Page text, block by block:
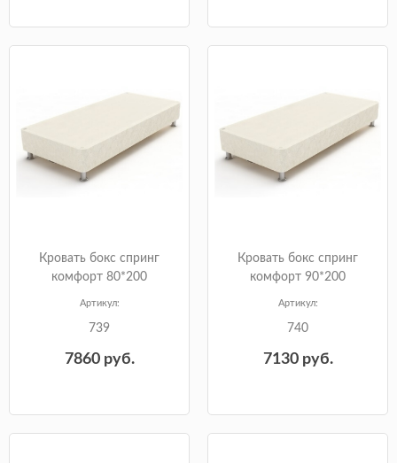
Кровать бокс спринг
комфорт 80*200
Артикул:
739
7860руб.
Кровать бокс спринг
комфорт 90*200
Артикул:
740
7130руб.